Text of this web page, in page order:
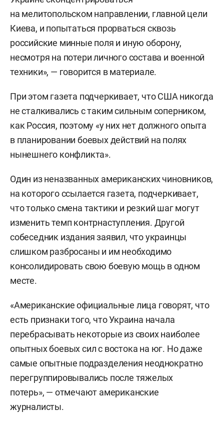
на мелитопольском направлении, главной цели
Киева, и попытаться прорваться сквозь
российские минные поля и иную оборону,
несмотря на потери личного состава и военной
техники», — говорится в материале.
При этом газета подчеркивает, что США никогда
не сталкивались с таким сильным соперником,
как Россия, поэтому «у них нет должного опыта
в планировании боевых действий на полях
нынешнего конфликта».
Один из неназванных американских чиновников,
на которого ссылается газета, подчеркивает,
что только смена тактики и резкий шаг могут
изменить темп контрнаступления. Другой
собеседник издания заявил, что украинцы
слишком разбросаны и им необходимо
консолидировать свою боевую мощь в одном
месте.
«Американские официальные лица говорят, что
есть признаки того, что Украина начала
перебрасывать некоторые из своих наиболее
опытных боевых сил с востока на юг. Но даже
самые опытные подразделения неоднократно
перегруппировывались после тяжелых
потерь», — отмечают американские
журналисты.